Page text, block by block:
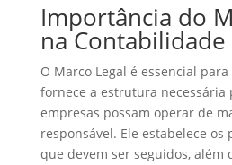
Importância do
na Contabilidade
O Marco Legal é essencial
fornece a estrutura necessária
empresas possam operar de
responsável. Ele estabelece
que devem ser seguidos, além